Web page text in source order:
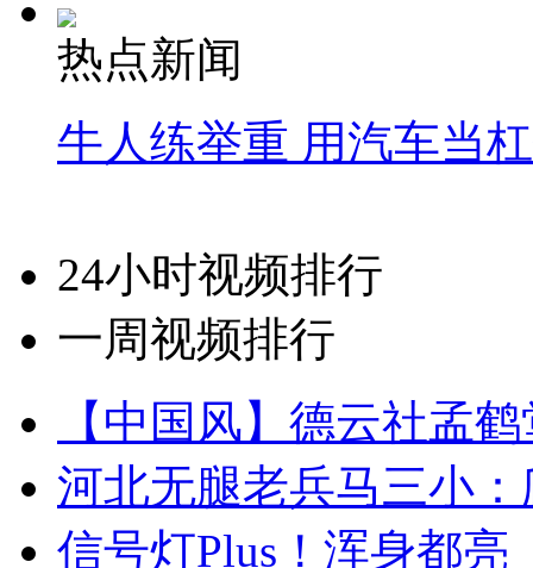
热点新闻
牛人练举重 用汽车当
24小时视频排行
一周视频排行
【中国风】德云社孟
河北无腿老兵马三小
信号灯Plus！浑身都亮